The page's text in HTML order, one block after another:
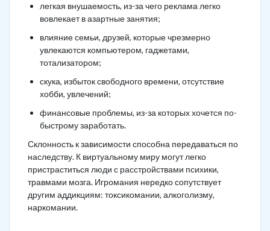
легкая внушаемость, из-за чего реклама легко
вовлекает в азартные занятия;
влияние семьи, друзей, которые чрезмерно
увлекаются компьютером, гаджетами,
тотализатором;
скука, избыток свободного времени, отсутствие
хобби, увлечений;
финансовые проблемы, из-за которых хочется по-
быстрому заработать.
Склонность к зависимости способна передаваться по
наследству. К виртуальному миру могут легко
пристраститься люди с расстройствами психики,
травмами мозга. Игромания нередко сопутствует
другим аддикциям: токсикомании, алкоголизму,
наркомании.